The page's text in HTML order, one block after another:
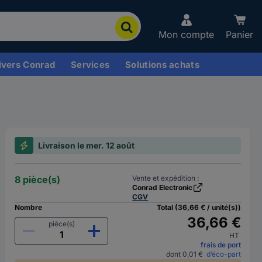
Mon compte Panier
Conrad Services Solutions achats
Livraison le mer. 12 août
8 pièce(s)
Vente et expédition :
Conrad Electronic
CGV
Nombre
pièce(s)
Total (36,66 € / unité(s))
36,66 €
HT
frais de port
dont 0,01 € d’éco-part